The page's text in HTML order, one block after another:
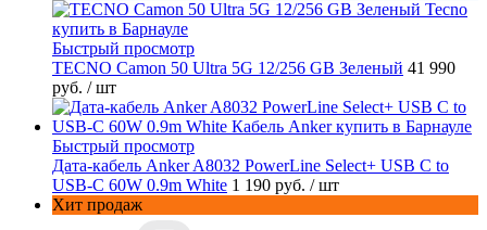
Быстрый просмотр
TECNO Camon 50 Ultra 5G 12/256 GB Зеленый 41 990
руб. / шт
Быстрый просмотр
Дата-кабель Anker A8032 PowerLine Select+ USB C to
USB-C 60W 0.9m White 1 190 руб. / шт
Хит продаж